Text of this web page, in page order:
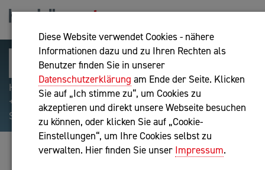
Diese Website verwendet Cookies - nähere
Informationen dazu und zu Ihren Rechten als
Benutzer finden Sie in unserer
Datenschutzerklärung am Ende der Seite. Klicken
Sie auf „Ich stimme zu“, um Cookies zu
akzeptieren und direkt unsere Webseite besuchen
zu können, oder klicken Sie auf „Cookie-
Einstellungen“, um Ihre Cookies selbst zu
verwalten. Hier finden Sie unser Impressum.
Hilfreiche Suchparameter: Begriff einschließen:
+webshop, Begriff ausschließen: -webshop, Exakter
Suchbegriff: "internet of things"
DOLZER & PARTNER OG